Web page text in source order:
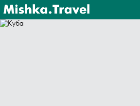
Mishka.Travel